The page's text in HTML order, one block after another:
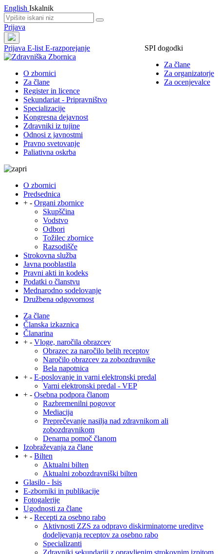
English Iskalnik
Prijava
Prijava
SPI dogodki
Za člane
Za organizatorje
Za ocenjevalce
E-list E-razporejanje
O zbornici
Za člane
Register in licence
Sekundariat - Pripravništvo
Specializacije
Kongresna dejavnost
Zdravniki iz tujine
Odnosi z javnostmi
Pravno svetovanje
Paliativna oskrba
O zbornici
Predsednica
+ - Organi zbornice
Skupščina
Vodstvo
Odbori
Tožilec zbornice
Razsodišče
Strokovna služba
Javna pooblastila
Pravni akti in kodeks
Podatki o članstvu
Mednarodno sodelovanje
Družbena odgovornost
Za člane
Članska izkaznica
Članarina
+ - Vloge, naročila obrazcev
Obrazec za naročilo belih receptov
Naročilo obrazcev za zobozdravnike
Bela napotnica
+ - E-poslovanje in varni elektronski predal
Varni elektronski predal - VEP
+ - Osebna podpora članom
Razbremenilni pogovor
Mediacija
Preprečevanje nasilja nad zdravnikom ali
zobozdravnikom
Denarna pomoč članom
Izobraževanja za člane
+ - Bilten
Aktualni bilten
Aktualni zobozdravniški bilten
Glasilo - Isis
E-zborniki in publikacije
Fotogalerije
Ugodnosti za člane
+ - Recepti za osebno rabo
Aktivnosti ZZS za odpravo diskirminatorne ureditve
dodeljevanja receptov za osebno rabo
Specializanti
Zdravniki sekundariji z opravljenim strokovnim izpitom